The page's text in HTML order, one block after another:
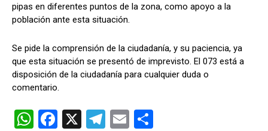
pipas en diferentes puntos de la zona, como apoyo a la
población ante esta situación.
Se pide la comprensión de la ciudadanía, y su paciencia, ya
que esta situación se presentó de imprevisto. El 073 está a
disposición de la ciudadanía para cualquier duda o
comentario.
W F
X
T
E